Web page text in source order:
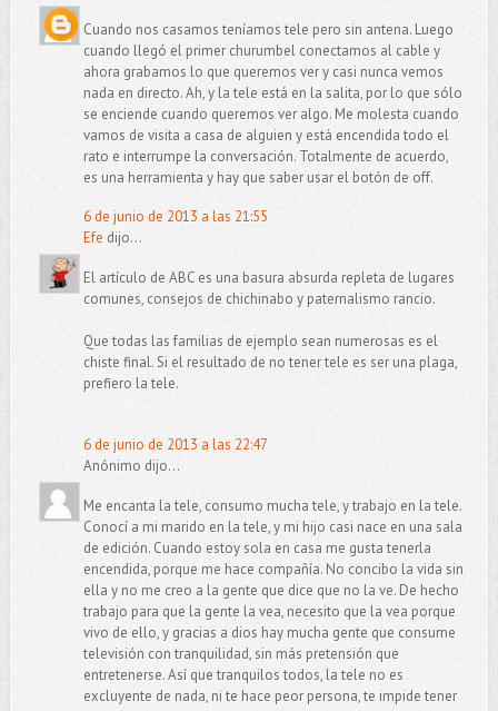
Cuando nos casamos teníamos tele pero sin antena. Luego
cuando llegó el primer churumbel conectamos al cable y
ahora grabamos lo que queremos ver y casi nunca vemos
nada en directo. Ah, y la tele está en la salita, por lo que sólo
se enciende cuando queremos ver algo. Me molesta cuando
vamos de visita a casa de alguien y está encendida todo el
rato e interrumpe la conversación. Totalmente de acuerdo,
es una herramienta y hay que saber usar el botón de off.
6 de junio de 2013 a las 21:55
Efe dijo...
El artículo de ABC es una basura absurda repleta de lugares
comunes, consejos de chichinabo y paternalismo rancio.
Que todas las familias de ejemplo sean numerosas es el
chiste final. Si el resultado de no tener tele es ser una plaga,
prefiero la tele.
6 de junio de 2013 a las 22:47
Anónimo dijo...
Me encanta la tele, consumo mucha tele, y trabajo en la tele.
Conocí a mi marido en la tele, y mi hijo casi nace en una sala
de edición. Cuando estoy sola en casa me gusta tenerla
encendida, porque me hace compañía. No concibo la vida sin
ella y no me creo a la gente que dice que no la ve. De hecho
trabajo para que la gente la vea, necesito que la vea porque
vivo de ello, y gracias a dios hay mucha gente que consume
televisión con tranquilidad, sin más pretensión que
entretenerse. Así que tranquilos todos, la tele no es
excluyente de nada, ni te hace peor persona, te impide tener